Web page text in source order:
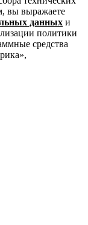
вы выражаете
данных и
политики
средства